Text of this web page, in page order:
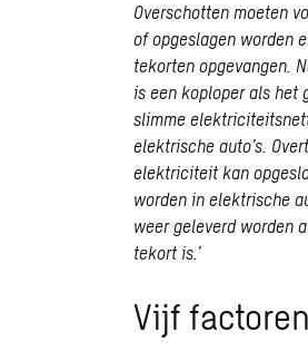
Overschotten moeten
of opgeslagen worden
tekorten opgevangen.
is een koploper als het
slimme
elektrische auto’s.
elektriciteit kan
worden in elektrische
weer geleverd worden
tekort is.’
Vijf factoren